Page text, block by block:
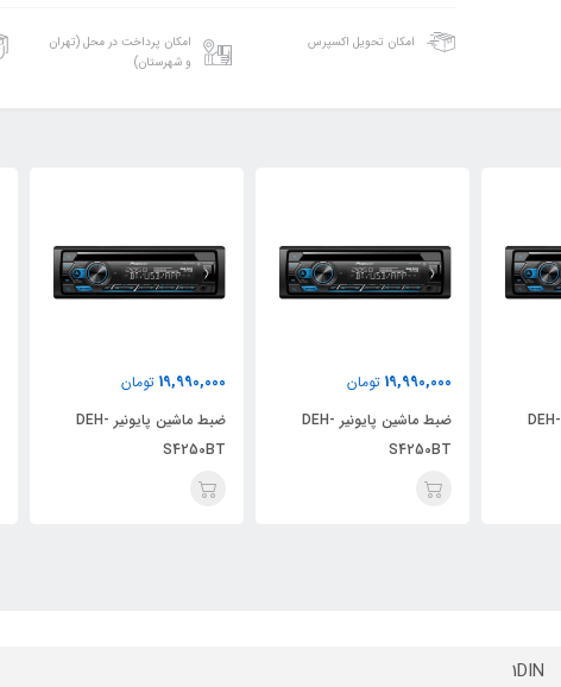
امکان تحویل اکسپرس
امکان پرداخت در محل (تهران
و شهرستان)
ضبط ماشین پایونیر DEH-
19,990,000 تومان
ضبط ماشین پایونیر DEH-
S4250BT
19,990,000 تومان
ضبط ماشین پایونیر DEH-
S4250BT
1DIN